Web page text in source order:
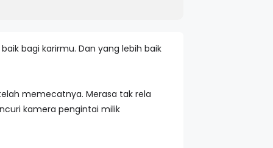
bagi karirmu. Dan yang lebih baik
memecatnya. Merasa tak rela
kamera pengintai milik